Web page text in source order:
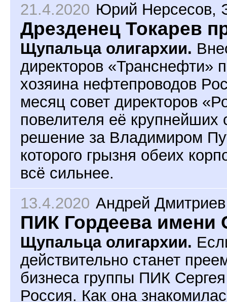
21.4.2020 Юрий Нерсесов,
Дрезденец Токарев
Щупальца олигархии.
директоров «Транснефти»
хозяина нефтепроводов
месяц совет директоров
повелителя её крупнейших
решение за Владимиром
которого грызня обеих
всё сильнее.
13.4.2020 Андрей Дмитриев
ПИК Гордеева имени
Щупальца олигархии.
действительно станет
бизнеса группы ПИК
Россия. Как она